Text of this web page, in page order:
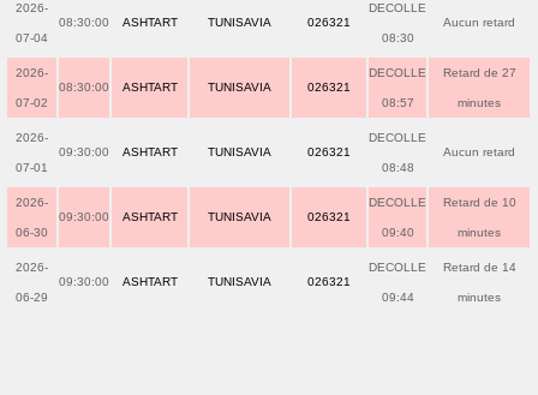
2026-
07-04
08:30:00 ASHTART TUNISAVIA 026321
DECOLLE
08:30
Aucun retard
2026-
07-02
08:30:00 ASHTART TUNISAVIA 026321
DECOLLE
08:57
Retard de 27
minutes
2026-
07-01
09:30:00 ASHTART TUNISAVIA 026321
DECOLLE
08:48
Aucun retard
2026-
06-30
09:30:00 ASHTART TUNISAVIA 026321
DECOLLE
09:40
Retard de 10
minutes
2026-
06-29
09:30:00 ASHTART TUNISAVIA 026321
DECOLLE
09:44
Retard de 14
minutes